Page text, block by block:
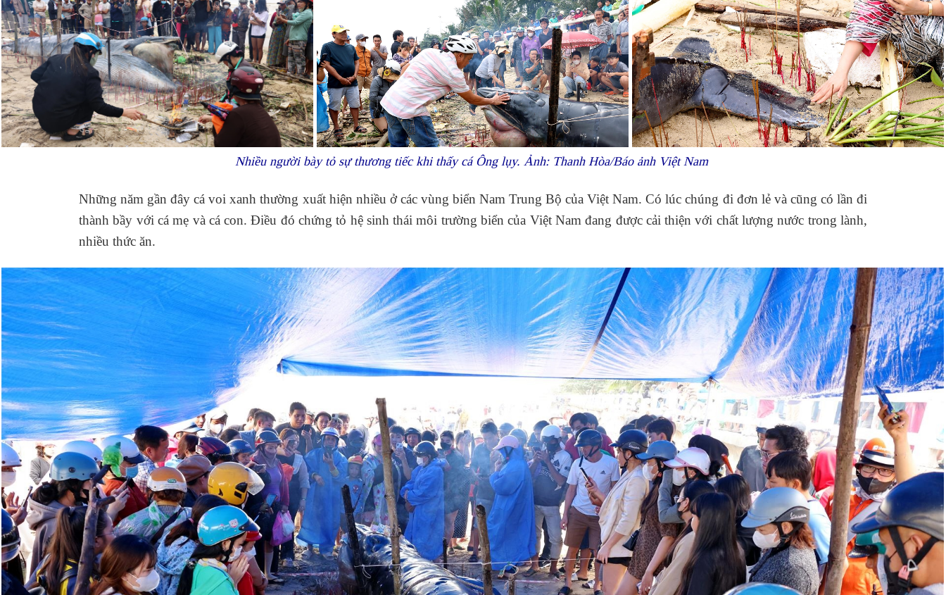
Nhiều người bày tỏ sự thương tiếc khi thấy cá Ông lụy. Ảnh: Thanh Hòa/Báo ảnh Việt Nam
Những năm gần đây cá voi xanh thường xuất hiện nhiều ở các vùng biển Nam Trung Bộ của Việt Nam. Có lúc chúng đi đơn lẻ và cũng có lần đi
thành bầy với cá mẹ và cá con. Điều đó chứng tỏ hệ sinh thái môi trường biển của Việt Nam đang được cải thiện với chất lượng nước trong lành,
nhiều thức ăn.